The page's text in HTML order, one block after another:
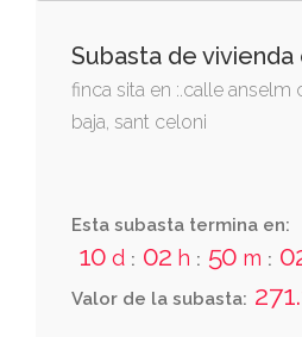
Subasta de vivienda
finca sita en :.calle anselm
baja, sant celoni
Esta subasta termina en:
10 d : 02 h : 50 m :
Valor de la subasta: